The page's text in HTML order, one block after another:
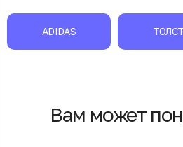
ADIDAS
Вам может